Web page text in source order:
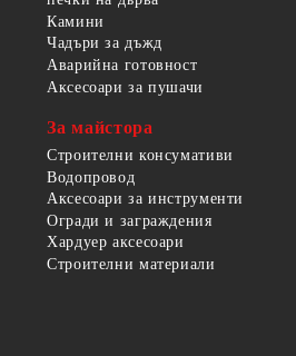
Камини
Чадъри за дъжд
Аварийна готовност
Аксесоари за пушачи
За майстора
Строителни консумативи
Водопровод
Аксесоари за инструменти
Огради и заграждения
Хардуер аксесоари
Строителни материали